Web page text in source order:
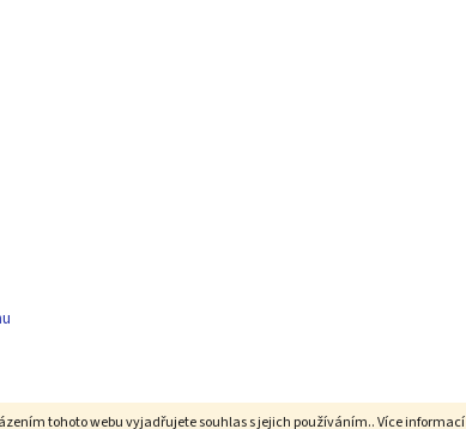
tohoto webu vyjadřujete souhlas s jejich používáním.. Více informací